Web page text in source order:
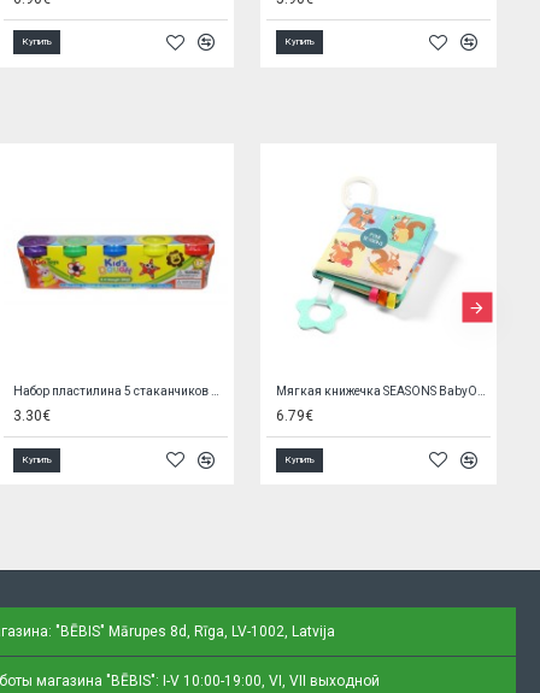
Купить Купить
9.50€
Купить
13.30€
Купить
"BĒBIS" Mārupes 8d, Rīga, LV-1002, Latvija
магазина "BĒBIS": I-V 10:00-19:00, VI, VII выходной